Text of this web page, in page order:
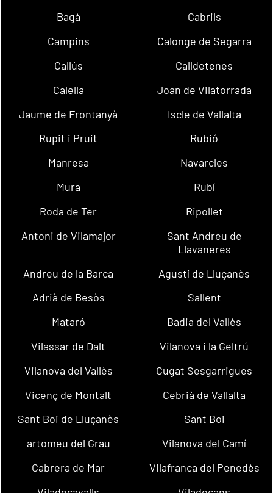
Bagà
Cabrils
Campins
Calonge de Segarra
Callús
Calldetenes
Calella
Joan de Vilatorrada
Jaume de Frontanyà
Iscle de Vallalta
Rupit i Pruit
Rubió
Manresa
Navarcles
Mura
Rubí
Roda de Ter
Ripollet
Antoni de Vilamajor
Sant Andreu de
Llavaneres
Andreu de la Barca
Agustí de Lluçanès
Adrià de Besòs
Sallent
Mataró
Badia del Vallès
Vilassar de Dalt
Vilanova i la Geltrú
Vilanova del Vallès
Cugat Sesgarrigues
Vicenç de Montalt
Cebrià de Vallalta
Sant Boi de Lluçanès
Sant Boi
artomeu del Grau
Vilanova del Camí
Cabrera de Mar
Vilafranca del Penedès